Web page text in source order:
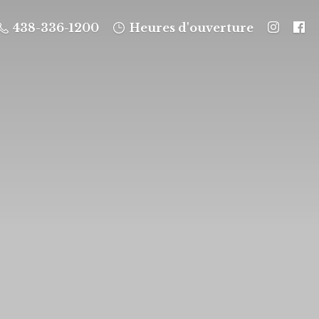
438-336-1200 Heures d'ouverture